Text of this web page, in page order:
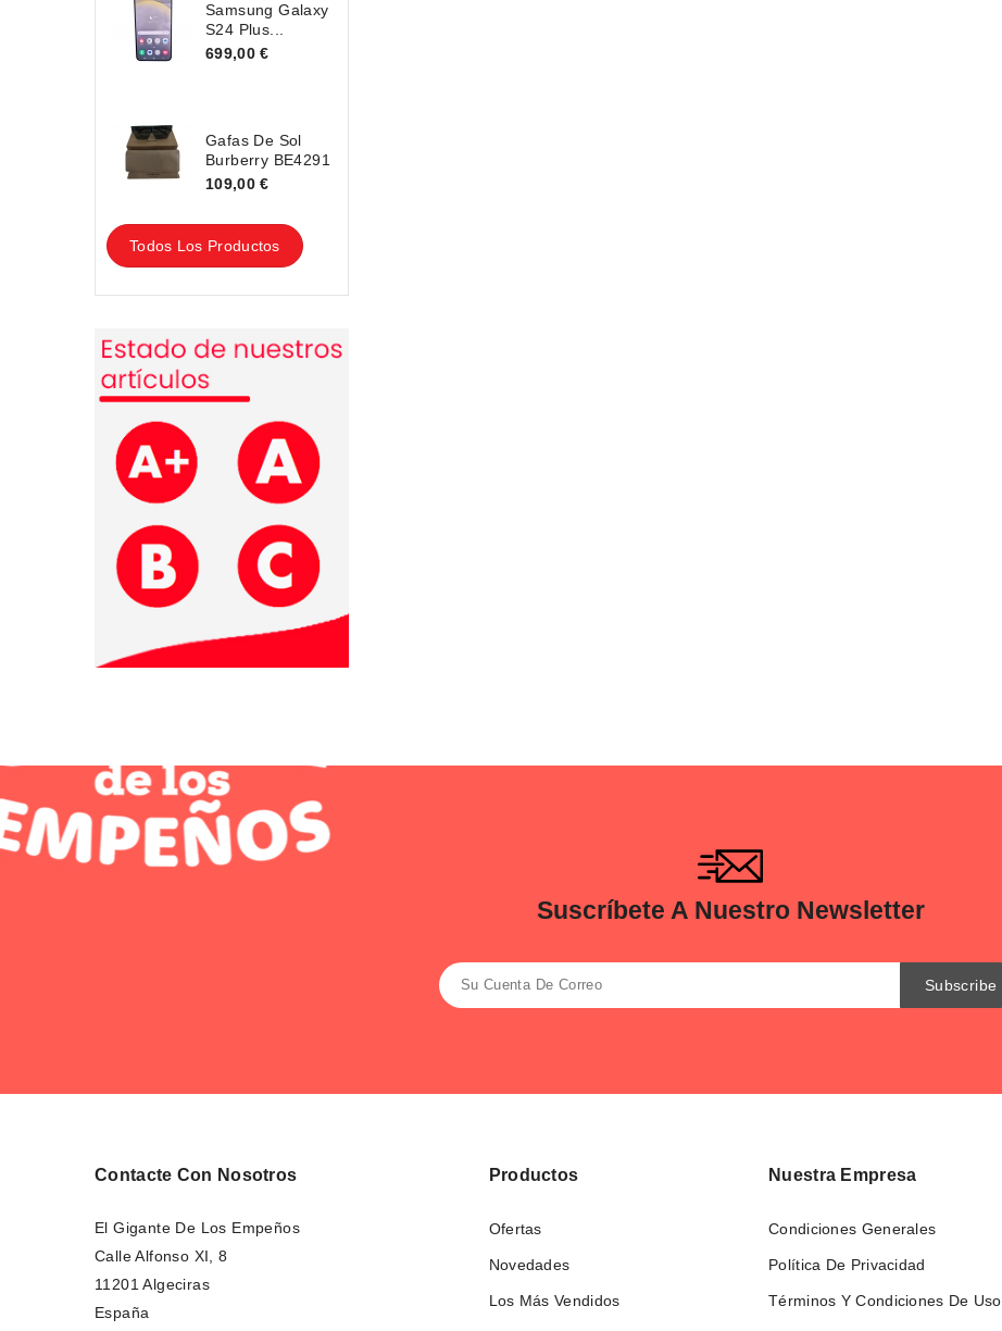
Samsung Galaxy
S24 Plus...
699,00 €
Gafas De Sol
Burberry BE4291
109,00 €
Todos Los Productos
Suscríbete A Nuestro Newsletter
Contacte Con Nosotros
El Gigante De Los Empeños
Calle Alfonso XI, 8
11201 Algeciras
España
Productos
Ofertas
Novedades
Los Más Vendidos
Nuestra Empresa
Condiciones Generales
Política De Privacidad
Términos Y Condiciones De Uso